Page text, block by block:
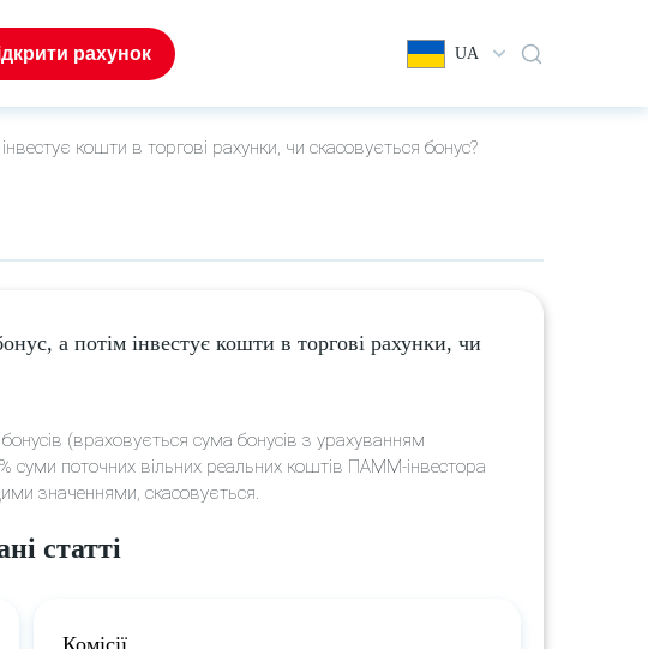
рахунок UA
кошти в торгові рахунки, чи скасовується бонус?
а потім інвестує кошти в торгові рахунки, чи
(враховується сума бонусів з урахуванням
суми поточних вільних реальних коштів ПАММ-інвестора
значеннями, скасовується.
статті
Комісії